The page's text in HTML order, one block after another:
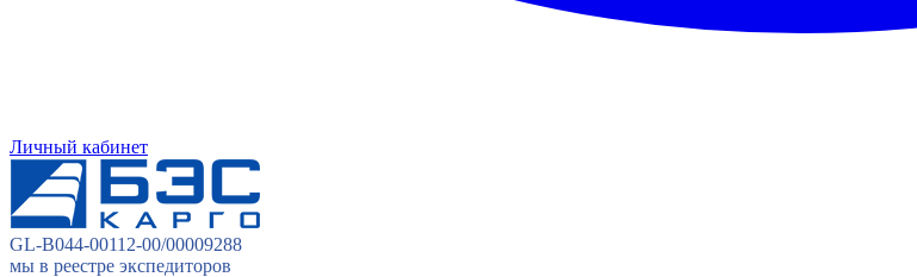
Личный кабинет
GL-B044-00112-00/00009288
мы в реестре экспедиторов